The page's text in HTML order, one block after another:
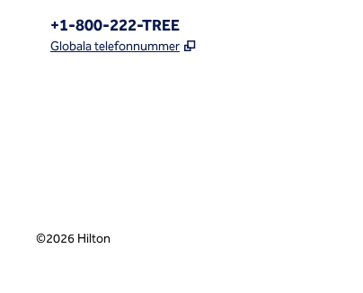
Telefon:
+1-800-222-TREE
Globala telefonnummer ,
©2026 Hilton